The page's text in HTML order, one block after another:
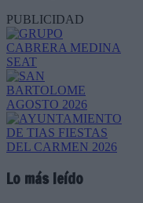
PUBLICIDAD
Lo más leído